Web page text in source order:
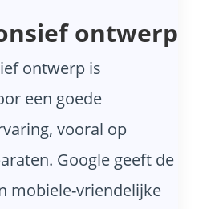
ontwerp
ontwerp is
een goede
vooral op
Google geeft de
mobiele-vriendelijke